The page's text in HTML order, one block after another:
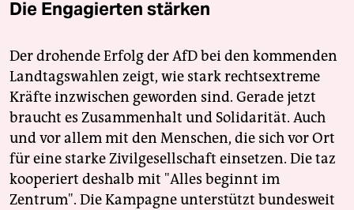
Die Engagierten stärken
Der drohende Erfolg der AfD bei den kommenden
Landtagswahlen zeigt, wie stark rechtsextreme
Kräfte inzwischen geworden sind. Gerade jetzt
braucht es Zusammenhalt und Solidarität. Auch
und vor allem mit den Menschen, die sich vor Ort
für eine starke Zivilgesellschaft einsetzen. Die taz
kooperiert deshalb mit "Alles beginnt im
Zentrum". Die Kampagne unterstützt bundesweit